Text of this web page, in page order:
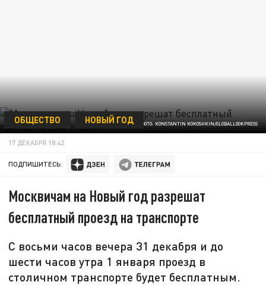
ФОТО: KONSTANTIN KOKOSHKIN/GLOBALLOOKPRESS
ОБЩЕСТВО НОВЫЙ ГОД
17 ДЕКАБРЯ 18:42
ПОДПИШИТЕСЬ:
Москвичам на Новый год разрешат
бесплатный проезд на транспорте
С восьми часов вечера 31 декабря и до
шести часов утра 1 января проезд в
столичном транспорте будет бесплатным.